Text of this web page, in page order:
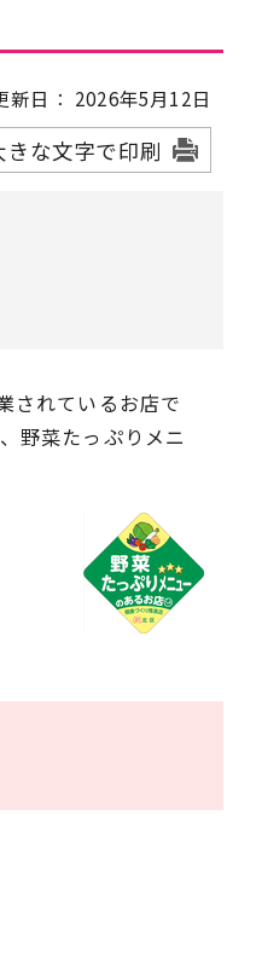
日： 2026年5月12日
きな文字で印刷
されているお店で
野菜たっぷりメニ